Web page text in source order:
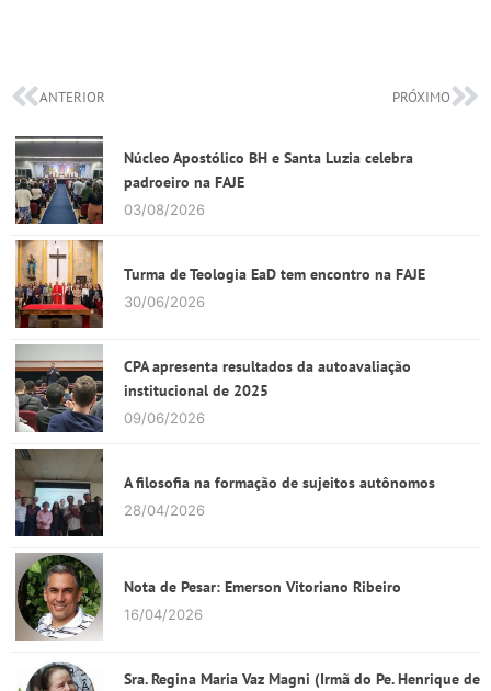
ANTERIOR PRÓXIMO
Núcleo Apostólico BH e Santa Luzia celebra
padroeiro na FAJE
03/08/2026
Turma de Teologia EaD tem encontro na FAJE
30/06/2026
CPA apresenta resultados da autoavaliação
institucional de 2025
09/06/2026
A filosofia na formação de sujeitos autônomos
28/04/2026
Nota de Pesar: Emerson Vitoriano Ribeiro
16/04/2026
Sra. Regina Maria Vaz Magni (Irmã do Pe. Henrique de